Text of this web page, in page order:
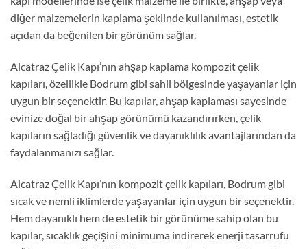
diğer malzemelerin kaplama şeklinde kullanılması, estetik
açıdan da beğenilen bir görünüm sağlar.
Alcatraz Çelik Kapı’nın ahşap kaplama kompozit çelik
kapıları, özellikle Bodrum gibi sahil bölgesinde yaşayanlar için
uygun bir seçenektir. Bu kapılar, ahşap kaplaması sayesinde
evinize doğal bir ahşap görünümü kazandırırken, çelik
kapıların sağladığı güvenlik ve dayanıklılık avantajlarından da
faydalanmanızı sağlar.
Alcatraz Çelik Kapı’nın kompozit çelik kapıları, Bodrum gibi
sıcak ve nemli iklimlerde yaşayanlar için uygun bir seçenektir.
Hem dayanıklı hem de estetik bir görünüme sahip olan bu
kapılar, sıcaklık geçişini minimuma indirerek enerji tasarrufu